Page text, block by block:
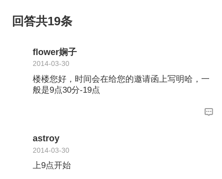
回答共19条
flower娴子
2014-03-30
楼楼您好，时间会在给您的邀请函上写明哈，一
般是9点30分-19点
astroy
2014-03-30
上9点开始